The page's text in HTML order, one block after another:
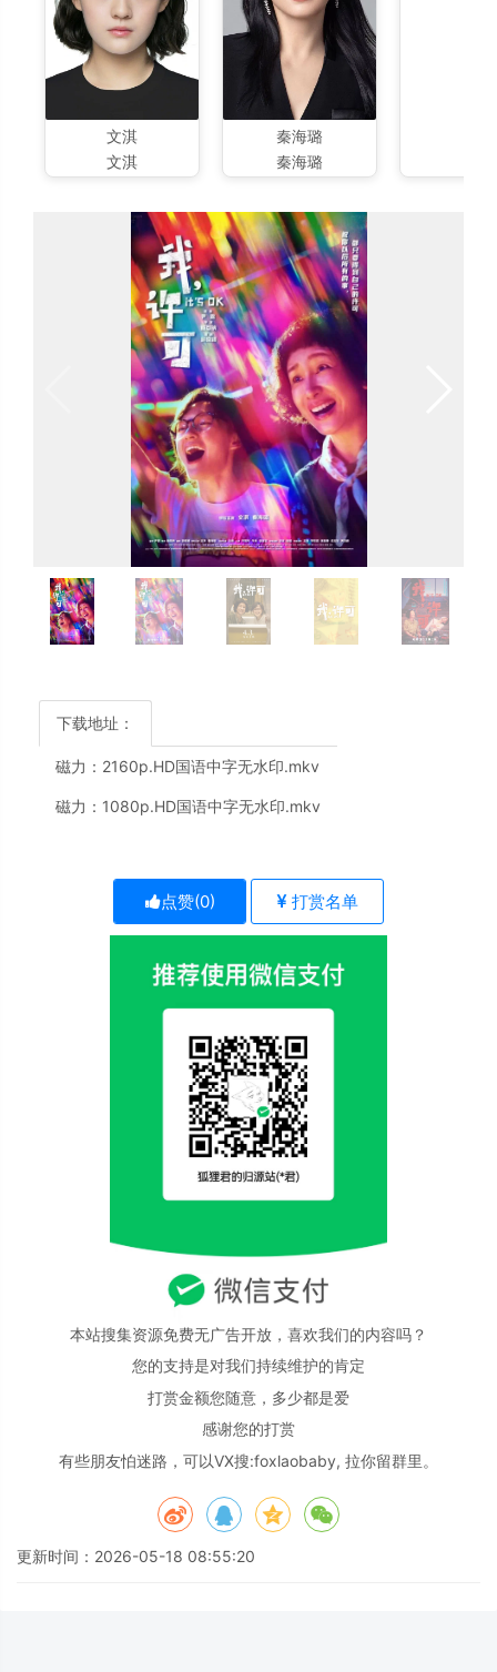
文淇
文淇
秦海璐
秦海璐
下载地址：
磁力： 2160p.HD国语中字无水印.mkv
磁力： 1080p.HD国语中字无水印.mkv
点赞(0) 打赏名单
本站搜集资源免费无广告开放，喜欢我们的内容吗？
您的支持是对我们持续维护的肯定
打赏金额您随意，多少都是爱
感谢您的打赏
有些朋友怕迷路，可以VX搜:foxlaobaby, 拉你留群里。
更新时间：2026-05-18 08:55:20